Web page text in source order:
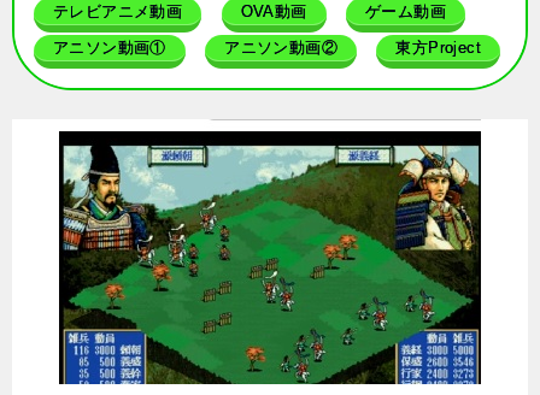
テレビアニメ動画 OVA動画 ゲーム動画
アニソン動画① アニソン動画② 東方Project